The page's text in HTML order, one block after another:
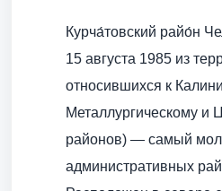
Курча́товский райо́н
15 августа 1985 из
относившихся к
Металлургическому и
районов) — самый
административных